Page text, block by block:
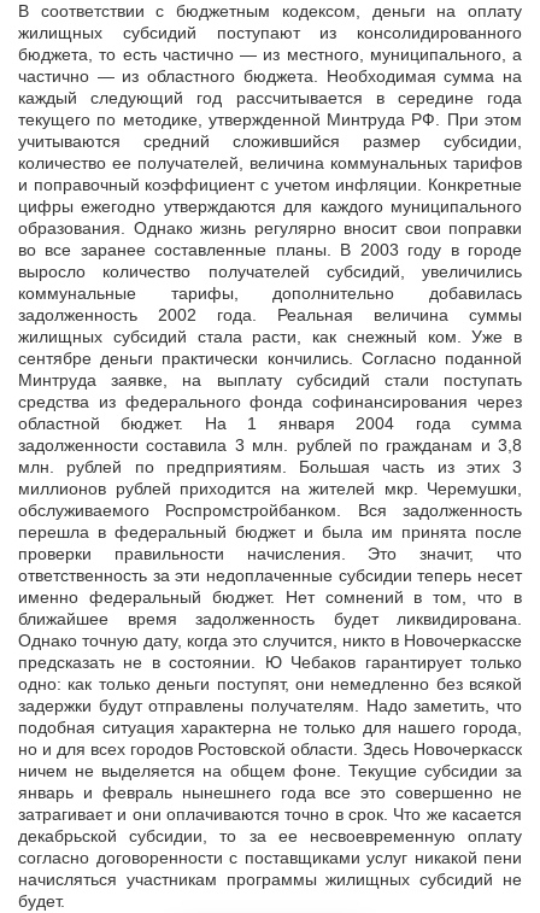
В соответствии с бюджетным кодексом, деньги на оплату
жилищных субсидий поступают из консолидированного
бюджета, то есть частично — из местного, муниципального, а
частично — из областного бюджета. Необходимая сумма на
каждый следующий год рассчитывается в середине года
текущего по методике, утвержденной Минтруда РФ. При этом
учитываются средний сложившийся размер субсидии,
количество ее получателей, величина коммунальных тарифов
и поправочный коэффициент с учетом инфляции. Конкретные
цифры ежегодно утверждаются для каждого муниципального
образования. Однако жизнь регулярно вносит свои поправки
во все заранее составленные планы. В 2003 году в городе
выросло количество получателей субсидий, увеличились
коммунальные тарифы, дополнительно добавилась
задолженность 2002 года. Реальная величина суммы
жилищных субсидий стала расти, как снежный ком. Уже в
сентябре деньги практически кончились. Согласно поданной
Минтруда заявке, на выплату субсидий стали поступать
средства из федерального фонда софинансирования через
областной бюджет. На 1 января 2004 года сумма
задолженности составила 3 млн. рублей по гражданам и 3,8
млн. рублей по предприятиям. Большая часть из этих 3
миллионов рублей приходится на жителей мкр. Черемушки,
обслуживаемого Роспромстройбанком. Вся задолженность
перешла в федеральный бюджет и была им принята после
проверки правильности начисления. Это значит, что
ответственность за эти недоплаченные субсидии теперь несет
именно федеральный бюджет. Нет сомнений в том, что в
ближайшее время задолженность будет ликвидирована.
Однако точную дату, когда это случится, никто в Новочеркасске
предсказать не в состоянии. Ю Чебаков гарантирует только
одно: как только деньги поступят, они немедленно без всякой
задержки будут отправлены получателям. Надо заметить, что
подобная ситуация характерна не только для нашего города,
но и для всех городов Ростовской области. Здесь Новочеркасск
ничем не выделяется на общем фоне. Текущие субсидии за
январь и февраль нынешнего года все это совершенно не
затрагивает и они оплачиваются точно в срок. Что же касается
декабрьской субсидии, то за ее несвоевременную оплату
согласно договоренности с поставщиками услуг никакой пени
начисляться участникам программы жилищных субсидий не
будет.